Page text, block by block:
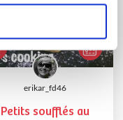
erikar_fd46
Petits soufflés au